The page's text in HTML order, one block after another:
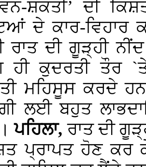
ਸ਼ਕਤੀ’ ਦੀ
ਦੇ ਕਾਰ-
ਦੀ ਗੂੜ੍ਹੀ
ਕੁਦਰਤੀ ਤੌਰ `ਤੇ
ਮਹਿਸੂਸ ਕਰਦੇ
ਲਈ ਬਹੁਤ
ਪਹਿਲਾ,ਰਾਤ ਦੀ
ਪ੍ਰਾਪਤ ਹੋਣ ਕਰ